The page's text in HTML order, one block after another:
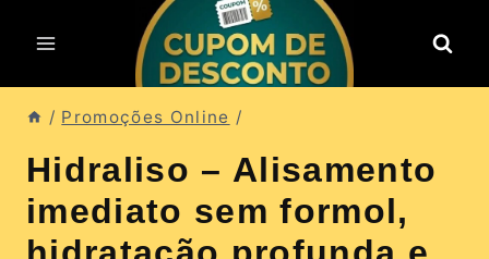
para
o
Conteúdo
/ Promoções Online /
Hidraliso – Alisamento
imediato sem formol,